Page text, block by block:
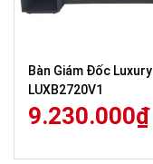
Bàn Giám Đốc Luxury
LUXB2720V1
9.230.000₫